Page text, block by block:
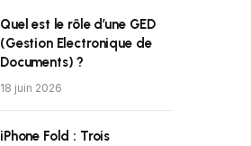
Quel est le rôle d’une GED
(Gestion Electronique de
Documents) ?
18 juin 2026
iPhone Fold : Trois